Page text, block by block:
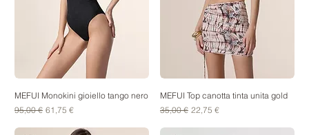
MEFUI Monokini gioiello tango nero
Prezzo regolare
95,00 € Prezzo scontato
61,75 €
MEFUI Top canotta tinta unita gold
Prezzo regolare
35,00 € Prezzo scontato
22,75 €